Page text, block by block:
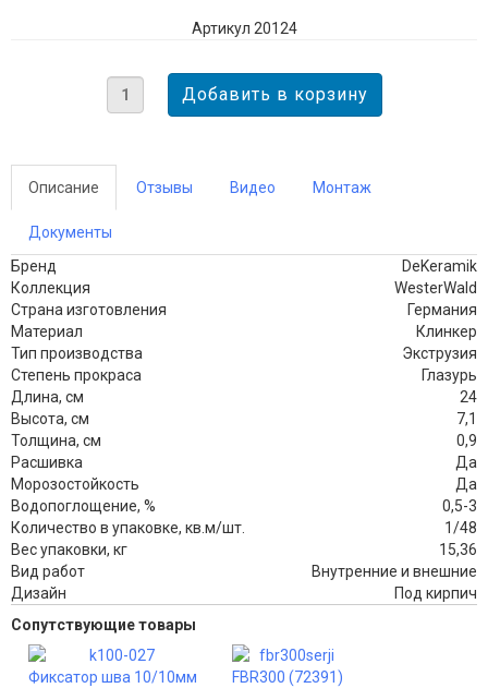
Артикул 20124
Описание Отзывы Видео Монтаж
Документы
Бренд
DeKeramik
Коллекция
WesterWald
Страна изготовления
Германия
Материал
Клинкер
Тип производства
Экструзия
Степень прокраса
Глазурь
Длина, см
24
Высота, см
7,1
Толщина, см
0,9
Расшивка
Да
Морозостойкость
Да
Водопоглощение, %
0,5-3
Количество в упаковке, кв.м/шт.
1/48
Вес упаковки, кг
15,36
Вид работ
Внутренние и внешние
Дизайн
Под кирпич
Сопутствующие товары
Фиксатор шва 10/10мм FBR300 (72391)